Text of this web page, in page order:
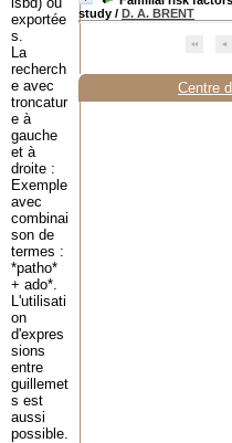
study/ D. A. BRENT
Centre
exportée
s.
La
recherch
e avec
troncatur
e à
gauche
et à
droite :
Exemple
avec
combinai
son de
termes :
*patho*
+ ado*.
L'utilisati
on
d'expres
sions
entre
guillemet
s est
aussi
possible.